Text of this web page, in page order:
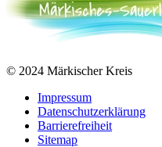
© 2024 Märkischer Kreis
Impressum
Datenschutzerklärung
Barrierefreiheit
Sitemap